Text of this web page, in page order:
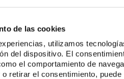
de las cookies
utilizamos
del dispositivo. El
el comportamiento de
retirar el consentimiento,
Y EFICIENCIA EN LA
MAS